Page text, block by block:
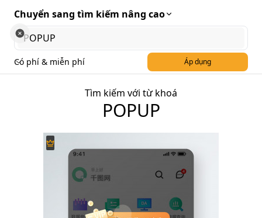
Chuyển sang tìm kiếm nâng cao
Có phí & miễn phí Áp dụng
Tìm kiếm với từ khoá
POPUP